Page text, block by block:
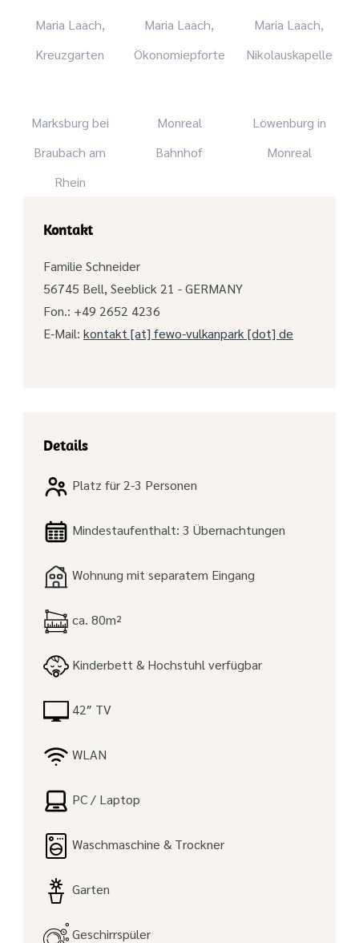
Maria Laach,
Kreuzgarten
Maria Laach,
Ökonomiepforte
Maria Laach,
Nikolauskapelle
Marksburg bei
Braubach am
Rhein
Monreal
Bahnhof
Löwenburg in
Monreal
Kontakt
Familie Schneider
56745 Bell, Seeblick 21 - GERMANY
Fon.: +49 2652 4236
E-Mail: kontakt [at] fewo-vulkanpark [dot] de
Details
Platz für 2-3 Personen
Mindestaufenthalt: 3 Übernachtungen
Wohnung mit separatem Eingang
ca. 80m²
Kinderbett & Hochstuhl verfügbar
42″ TV
WLAN
PC / Laptop
Waschmaschine & Trockner
Garten
Geschirrspüler